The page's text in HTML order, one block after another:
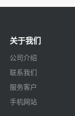
关于我们
公司介绍
联系我们
服务客户
手机网站